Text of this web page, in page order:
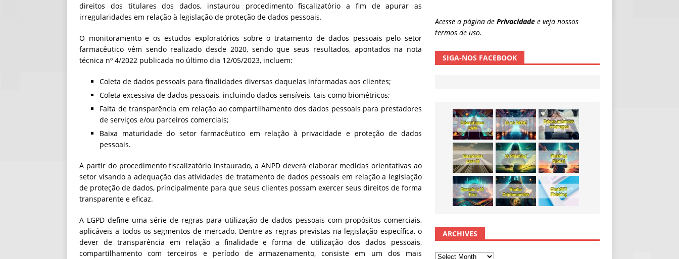
direitos dos titulares dos dados, instaurou procedimento fiscalizatório a fim de apurar as
irregularidades em relação à legislação de proteção de dados pessoais.
O monitoramento e os estudos exploratórios sobre o tratamento de dados pessoais pelo setor
farmacêutico vêm sendo realizado desde 2020, sendo que seus resultados, apontados na nota
técnica nº 4/2022 publicada no último dia 12/05/2023, incluem:
Coleta de dados pessoais para finalidades diversas daquelas informadas aos clientes;
Coleta excessiva de dados pessoais, incluindo dados sensíveis, tais como biométricos;
Falta de transparência em relação ao compartilhamento dos dados pessoais para prestadores
de serviços e/ou parceiros comerciais;
Baixa maturidade do setor farmacêutico em relação à privacidade e proteção de dados
pessoais.
A partir do procedimento fiscalizatório instaurado, a ANPD deverá elaborar medidas orientativas ao
setor visando a adequação das atividades de tratamento de dados pessoais em relação a legislação
de proteção de dados, principalmente para que seus clientes possam exercer seus direitos de forma
transparente e eficaz.
A LGPD define uma série de regras para utilização de dados pessoais com propósitos comerciais,
aplicáveis a todos os segmentos de mercado. Dentre as regras previstas na legislação específica, o
dever de transparência em relação a finalidade e forma de utilização dos dados pessoais,
compartilhamento com terceiros e período de armazenamento, consiste em um dos mais
Acesse a página de Privacidade e veja nossos
termos de uso.
SIGA-NOS FACEBOOK
ARCHIVES